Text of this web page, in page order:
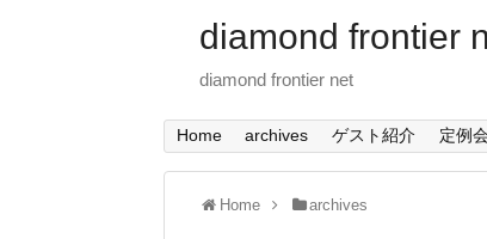
diamond frontier
diamond frontier net
Home archives ゲスト紹介 定例
Home archives